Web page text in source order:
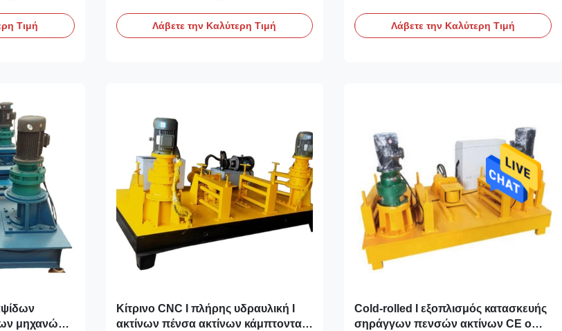
τους κανόνες
Τιμή
χρήσης της κάμπτοντας μηχανής γωνίας:1.
Κανένας δεν έχει την άδεια για να σταθεί
Λάβετε την Καλύτερη Τιμή
διαμορφώνει τη μηχανή Χαρακτηριστικά
γνωρίσματα του κρύου ρόλου που
Λάβετε την Καλύτερη Τιμή
μηχανών
Κίτρινο CNC Ι πλήρης υδραυλική Ι
ακτίνων πένσα ακτίνων κάμπτοντας
Cold-rolled Ι εξοπλισμός κατασκευής
σηράγγων πενσών ακτίνων CE ο